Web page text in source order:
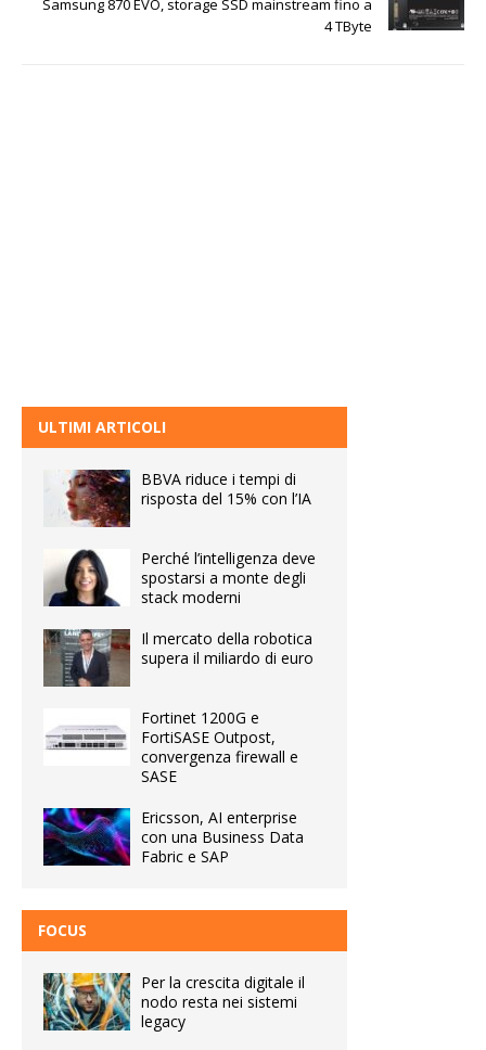
Samsung 870 EVO, storage SSD mainstream fino a
4 TByte
ULTIMI ARTICOLI
BBVA riduce i tempi di
risposta del 15% con l’IA
Perché l’intelligenza deve
spostarsi a monte degli
stack moderni
Il mercato della robotica
supera il miliardo di euro
Fortinet 1200G e
FortiSASE Outpost,
convergenza firewall e
SASE
Ericsson, AI enterprise
con una Business Data
Fabric e SAP
FOCUS
Per la crescita digitale il
nodo resta nei sistemi
legacy